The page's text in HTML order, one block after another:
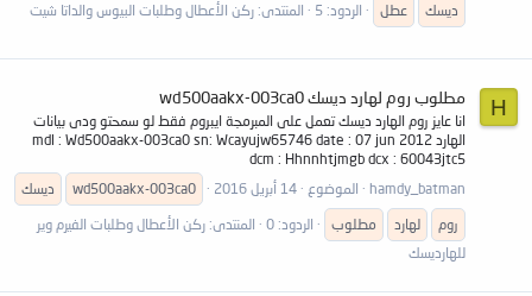
ديسك
عطل الردود: 5 المنتدى: ركن الأعطال وطلبات البيوس والداتا شيت
H مطلوب روم لهارد ديسك wd500aakx-003ca0
انا عايز روم الهارد ديسك تعمل على المبرمجة ايبروم فقط لو سمحتو ودى بيانات
الهارد mdl : Wd500aakx-003ca0 sn: Wcayujw65746 date : 07 jun 2012
dcm : Hhnnhtjmgb dcx : 60043jtc5
hamdy_batman
الموضوع 14 أبريل 2016 wd500aakx-003ca0
ديسك
روم
لهارد مطلوب الردود: 0 المنتدى: ركن الأعطال وطلبات الفيرم وير
للهارديسك